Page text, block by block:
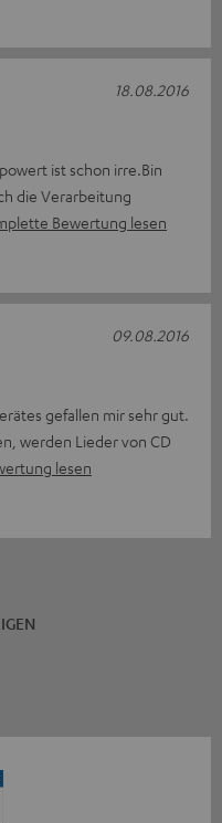
ist schon irre.Bin
die Verarbeitung
Bewertung lesen
18.08.2016
gefallen mir sehr gut.
werden Lieder von CD
lesen
09.08.2016